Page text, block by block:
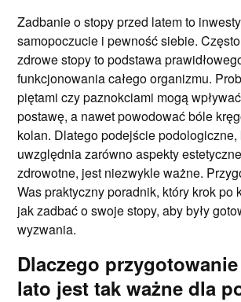
Zadbanie o stopy przed latem to
samopoczucie i pewność siebie.
zdrowe stopy to podstawa
funkcjonowania całego organizmu.
piętami czy paznokciami mogą
postawę, a nawet powodować bóle
kolan. Dlatego podejście podologiczne,
uwzględnia zarówno aspekty
zdrowotne, jest niezwykle ważne.
Was praktyczny poradnik, który krok po
jak zadbać o swoje stopy, aby były
wyzwania.
Dlaczego
lato jest tak ważne dla